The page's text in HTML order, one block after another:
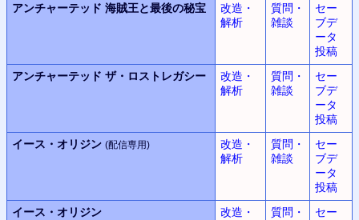
アンチャーテッド 海賊王と最後の秘宝
改造・
解析
質問・
雑談
セー
ブデ
ータ
投稿
アンチャーテッド ザ・ロストレガシー
改造・
解析
質問・
雑談
セー
ブデ
ータ
投稿
イース・オリジン (配信専用)
改造・
解析
質問・
雑談
セー
ブデ
ータ
投稿
イース・オリジン
改造・
質問・
セー